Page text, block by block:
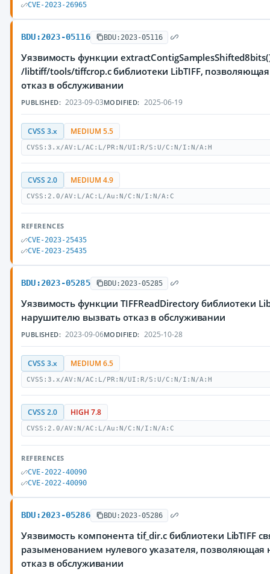
CVE-2023-26965
BDU:2023-05116 BDU:2023-05116
Уязвимость функции
/libtiff/tools/tiffcrop.c библиотеки LibTIFF,
отказ в обслуживании
PUBLISHED: 2023-09-03MODIFIED: 2025-06-19
CVSS 3.x MEDIUM 5.5
CVSS:3.x/AV:L/AC:L/PR:N/UI:R/S:U/C:N/I:N/A:H
CVSS 2.0 MEDIUM 4.9
CVSS:2.0/AV:L/AC:L/Au:N/C:N/I:N/A:C
REFERENCES
CVE-2023-25435
CVE-2023-25435
BDU:2023-05285 BDU:2023-05285
Уязвимость функции TIFFReadDirectory библиотеки
нарушителю вызвать отказ в обслуживании
PUBLISHED: 2023-09-06MODIFIED: 2025-10-28
CVSS 3.x MEDIUM 6.5
CVSS:3.x/AV:N/AC:L/PR:N/UI:R/S:U/C:N/I:N/A:H
CVSS 2.0 HIGH 7.8
CVSS:2.0/AV:N/AC:L/Au:N/C:N/I:N/A:C
REFERENCES
CVE-2022-40090
CVE-2022-40090
BDU:2023-05286 BDU:2023-05286
Уязвимость компонента tif_dir.c библиотеки LibTIFF
разыменованием нулевого указателя,
отказ в обслуживании